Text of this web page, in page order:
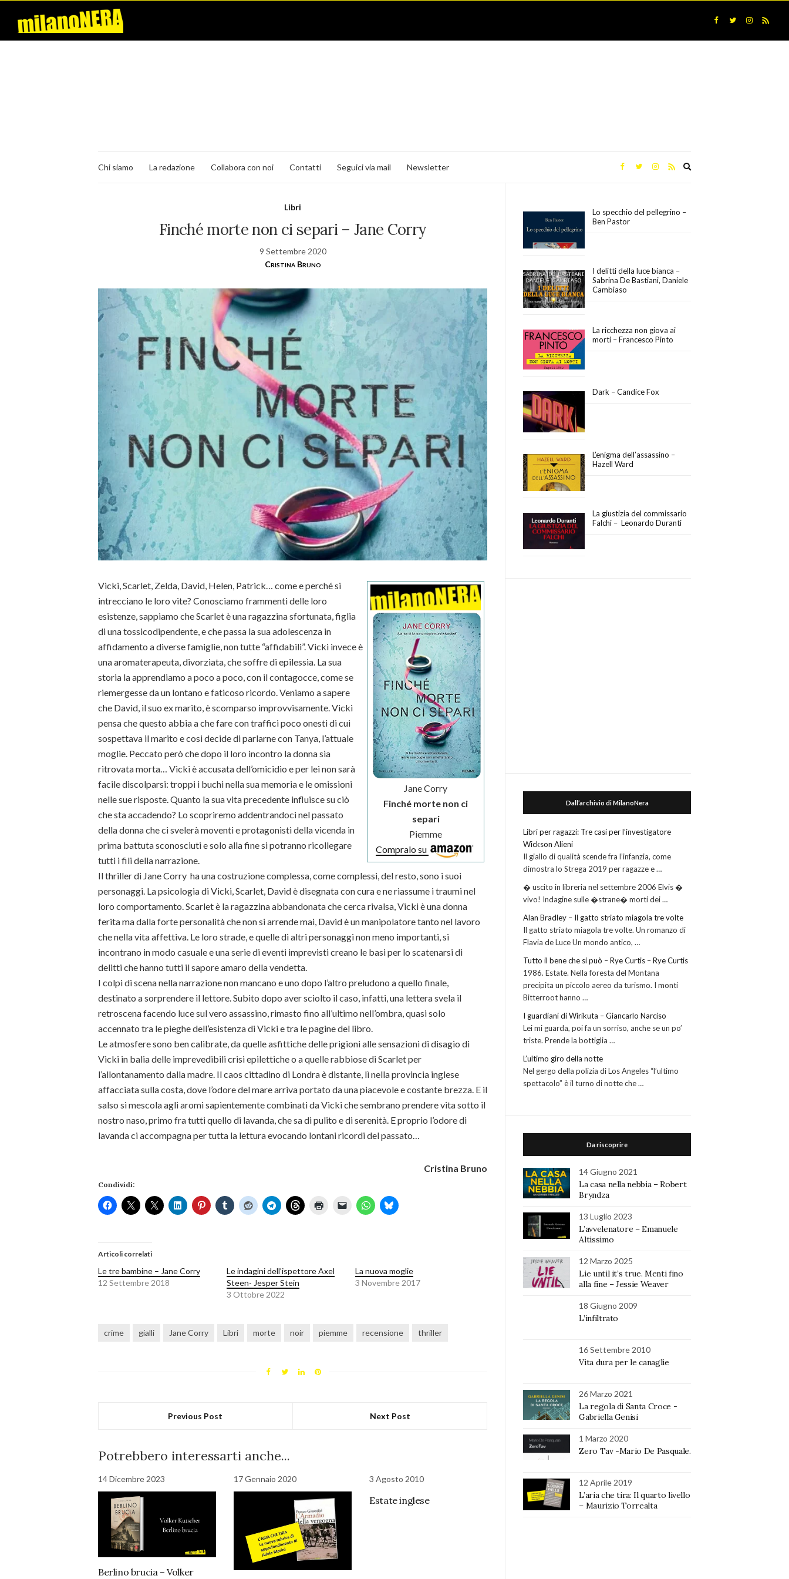
Chi siamo La redazione Collabora con noi Contatti Seguici via mail Newsletter
Libri
Finché morte non ci separi – Jane Corry
9 Settembre 2020
Cristina Bruno
Jane Corry
Finché morte non ci
separi
Piemme
Compralo su
Vicki, Scarlet, Zelda, David, Helen, Patrick… come e perché si
intrecciano le loro vite? Conosciamo frammenti delle loro
esistenze, sappiamo che Scarlet è una ragazzina sfortunata, figlia
di una tossicodipendente, e che passa la sua adolescenza in
affidamento a diverse famiglie, non tutte “affidabili”. Vicki invece è
una aromaterapeuta, divorziata, che soffre di epilessia. La sua
storia la apprendiamo a poco a poco, con il contagocce, come se
riemergesse da un lontano e faticoso ricordo. Veniamo a sapere
che David, il suo ex marito, è scomparso improvvisamente. Vicki
pensa che questo abbia a che fare con traffici poco onesti di cui
sospettava il marito e cosi decide di parlarne con Tanya, l’attuale
moglie. Peccato però che dopo il loro incontro la donna sia
ritrovata morta… Vicki è accusata dell’omicidio e per lei non sarà
facile discolparsi: troppi i buchi nella sua memoria e le omissioni
nelle sue risposte. Quanto la sua vita precedente influisce su ciò
che sta accadendo? Lo scopriremo addentrandoci nel passato
della donna che ci svelerà moventi e protagonisti della vicenda in
prima battuta sconosciuti e solo alla fine si potranno ricollegare
tutti i fili della narrazione.
Il thriller di Jane Corry ha una costruzione complessa, come complessi, del resto, sono i suoi
personaggi. La psicologia di Vicki, Scarlet, David è disegnata con cura e ne riassume i traumi nel
loro comportamento. Scarlet è la ragazzina abbandonata che cerca rivalsa, Vicki è una donna
ferita ma dalla forte personalità che non si arrende mai, David è un manipolatore tanto nel lavoro
che nella vita affettiva. Le loro strade, e quelle di altri personaggi non meno importanti, si
incontrano in modo casuale e una serie di eventi imprevisti creano le basi per lo scatenarsi di
delitti che hanno tutti il sapore amaro della vendetta.
I colpi di scena nella narrazione non mancano e uno dopo l’altro preludono a quello finale,
destinato a sorprendere il lettore. Subito dopo aver sciolto il caso, infatti, una lettera svela il
retroscena facendo luce sul vero assassino, rimasto fino all’ultimo nell’ombra, quasi solo
accennato tra le pieghe dell’esistenza di Vicki e tra le pagine del libro.
Le atmosfere sono ben calibrate, da quelle asfittiche delle prigioni alle sensazioni di disagio di
Vicki in balia delle imprevedibili crisi epilettiche o a quelle rabbiose di Scarlet per
l’allontanamento dalla madre. Il caos cittadino di Londra è distante, lì nella provincia inglese
affacciata sulla costa, dove l’odore del mare arriva portato da una piacevole e costante brezza. E il
salso si mescola agli aromi sapientemente combinati da Vicki che sembrano prendere vita sotto il
nostro naso, primo fra tutti quello di lavanda, che sa di pulito e di serenità. E proprio l’odore di
lavanda ci accompagna per tutta la lettura evocando lontani ricordi del passato…
Cristina Bruno
Condividi:
Articoli correlati
Le tre bambine – Jane Corry
12 Settembre 2018
Le indagini dell’ispettore Axel
Steen- Jesper Stein
3 Ottobre 2022
La nuova moglie
3 Novembre 2017
crime gialli Jane Corry Libri morte noir piemme recensione thriller
Previous Post Next Post
Potrebbero interessarti anche...
14 Dicembre 2023
Berlino brucia – Volker
17 Gennaio 2020 3 Agosto 2010
Estate inglese
Lo specchio del pellegrino –
Ben Pastor
I delitti della luce bianca –
Sabrina De Bastiani, Daniele
Cambiaso
La ricchezza non giova ai
morti – Francesco Pinto
Dark – Candice Fox
L’enigma dell’assassino –
Hazell Ward
La giustizia del commissario
Falchi – Leonardo Duranti
Dall’archivio di MilanoNera
Libri per ragazzi: Tre casi per l’investigatore
Wickson Alieni
Il giallo di qualità scende fra l’infanzia, come
dimostra lo Strega 2019 per ragazze e …
� uscito in libreria nel settembre 2006 Elvis �
vivo! Indagine sulle �strane� morti dei …
Alan Bradley – Il gatto striato miagola tre volte
Il gatto striato miagola tre volte. Un romanzo di
Flavia de Luce Un mondo antico, …
Tutto il bene che si può – Rye Curtis – Rye Curtis
1986. Estate. Nella foresta del Montana
precipita un piccolo aereo da turismo. I monti
Bitterroot hanno …
I guardiani di Wirikuta – Giancarlo Narciso
Lei mi guarda, poi fa un sorriso, anche se un po’
triste. Prende la bottiglia …
L’ultimo giro della notte
Nel gergo della polizia di Los Angeles “l’ultimo
spettacolo” è il turno di notte che …
Da riscoprire
14 Giugno 2021
La casa nella nebbia – Robert
Bryndza
13 Luglio 2023
L’avvelenatore – Emanuele
Altissimo
12 Marzo 2025
Lie until it’s true. Menti fino
alla fine – Jessie Weaver
18 Giugno 2009
L’infiltrato
16 Settembre 2010
Vita dura per le canaglie
26 Marzo 2021
La regola di Santa Croce -
Gabriella Genisi
1 Marzo 2020
Zero Tav -Mario De Pasquale.
12 Aprile 2019
L’aria che tira: Il quarto livello
– Maurizio Torrealta